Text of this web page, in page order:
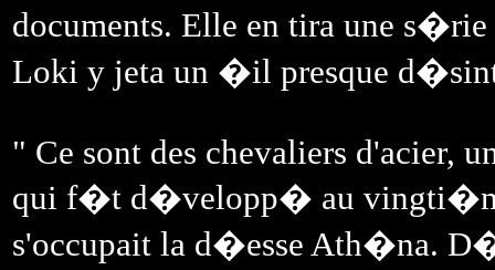
documents. Elle en tira une
Loki y jeta un �il presque
" Ce sont des chevaliers d'acier,
qui f�t d�velopp� au
s'occupait la d�esse Ath�na.